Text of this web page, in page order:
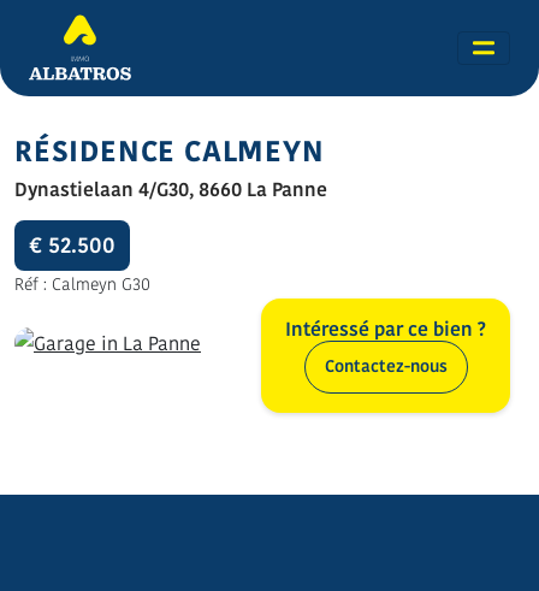
RÉSIDENCE CALMEYN
Dynastielaan 4/G30, 8660 La Panne
€ 52.500
Réf : Calmeyn G30
Toutes les photos (3)
Intéressé par ce bien ?
Contactez-nous